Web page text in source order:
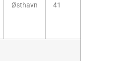
Østhavn 41